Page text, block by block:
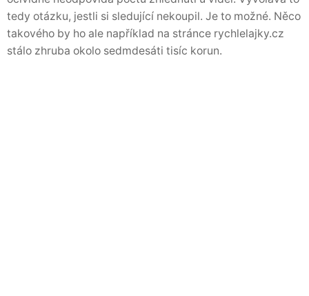
tedy otázku, jestli si sledující nekoupil. Je to možné. Něco
takového by ho ale například na stránce rychlelajky.cz
stálo zhruba okolo sedmdesáti tisíc korun.